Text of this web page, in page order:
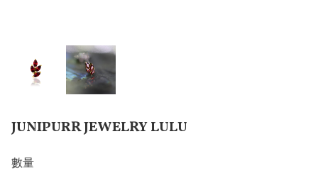
JUNIPURR JEWELRY LULU
數量